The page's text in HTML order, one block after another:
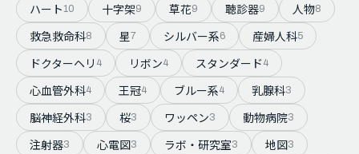
ハート10 十字架9 草花9 聴診器9 人物8
救急救命科8 星7 シルバー系6 産婦人科5
ドクターヘリ 4 リボン4 スタンダード4
心血管外科4 王冠4 ブルー系4 乳腺科3
脳神経外科3 桜3 ワッペン3 動物病院3
注射器3 心電図3 ラボ・研究室3 地図3